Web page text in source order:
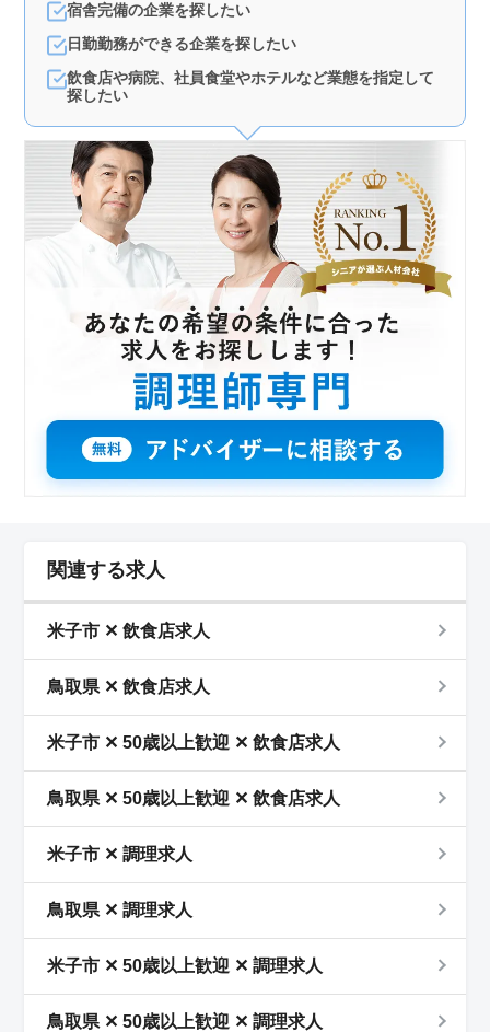
宿舎完備の企業を探したい
日勤勤務ができる企業を探したい
飲食店や病院、社員食堂やホテルなど業態を指定して
探したい
関連する求人
米子市 ✕ 飲食店求人
鳥取県 ✕ 飲食店求人
米子市 ✕ 50歳以上歓迎 ✕ 飲食店求人
鳥取県 ✕ 50歳以上歓迎 ✕ 飲食店求人
米子市 ✕ 調理求人
鳥取県 ✕ 調理求人
米子市 ✕ 50歳以上歓迎 ✕ 調理求人
鳥取県 ✕ 50歳以上歓迎 ✕ 調理求人